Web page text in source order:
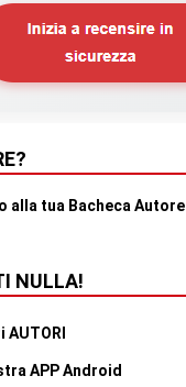
alla tua Bacheca Autore
NULLA!
APP Android